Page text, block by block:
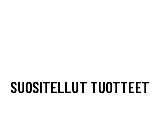
SUOSITELLUT TUOTTEET